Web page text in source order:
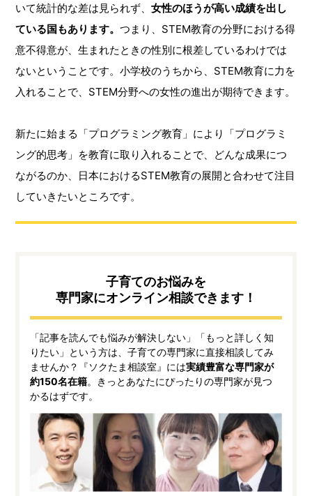
いて統計的な差は見られず、女性のほうが高い成績を出し
ている国もあります。つまり、STEM教育の分野における得
意不得意が、生まれたときの性別に根差しているわけでは
ないということです。小学校のうちから、STEM教育に力を
入れることで、STEM分野への女性の進出が期待できます。
新たに始まる「プログラミング教育」により「プログラミ
ング的思考」を教育に取り入れることで、どんな成果につ
ながるのか、日本におけるSTEM教育の展開と合わせて注目
していきたいところです。
子育てのお悩みを
専門家にオンライン相談できます！
「記事を読んでも悩みが解決しない」「もっと詳しく知
りたい」という方は、子育ての専門家に直接相談してみ
ませんか？『ソクたま相談室』には実績豊富な専門家が
約150名在籍。きっとあなたにぴったりの専門家が見つ
かるはずです。